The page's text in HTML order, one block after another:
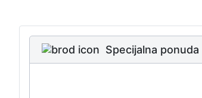
Specijalna ponuda